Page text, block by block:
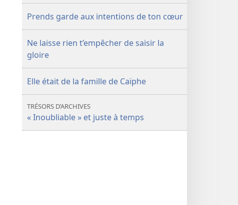
Prends garde aux intentions de ton cœur
Ne laisse rien t’empêcher de saisir la
gloire
Elle était de la famille de Caïphe
TRÉSORS D’ARCHIVES
« Inoubliable » et juste à temps